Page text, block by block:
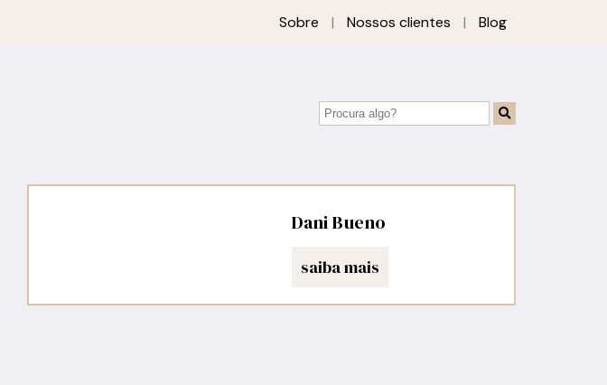
Sobre | Nossos clientes | Blog
Dani Bueno
saiba mais